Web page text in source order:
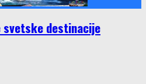
svetske destinacije